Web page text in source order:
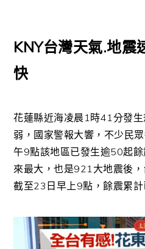
KNY台灣天氣.地震
快
花蓮縣近海凌晨1時41分發
弱，國家警報大響，不少民
午9點該地區已發生逾50起
來最大，也是921大地震後
截至23日早上9點，餘震累計